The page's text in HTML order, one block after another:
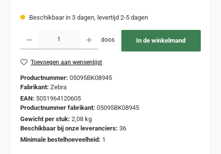
Beschikbaar in 3 dagen, levertijd 2-5 dagen
doos In de winkelmand
Toevoegen aan wensenlijst
Productnummer: 05095BK08945
Fabrikant: Zebra
EAN: 5051964120605
Productnummer fabrikant: 05095BK08945
Gewicht per stuk: 2,08 kg
Beschikbaar bij onze leveranciers: 36
Minimale bestelhoeveelheid: 1